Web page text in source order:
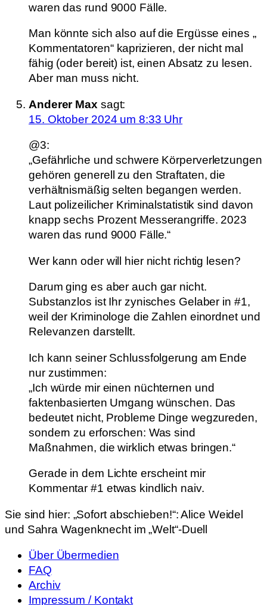
waren das rund 9000 Fälle.
Man könnte sich also auf die Ergüsse eines „
Kommentatoren“ kaprizieren, der nicht mal
fähig (oder bereit) ist, einen Absatz zu lesen.
Aber man muss nicht.
Anderer Max sagt:
15. Oktober 2024 um 8:33 Uhr
@3:
„Gefährliche und schwere Körperverletzungen
gehören generell zu den Straftaten, die
verhältnismäßig selten begangen werden.
Laut polizeilicher Kriminalstatistik sind davon
knapp sechs Prozent Messerangriffe. 2023
waren das rund 9000 Fälle.“
Wer kann oder will hier nicht richtig lesen?
Darum ging es aber auch gar nicht.
Substanzlos ist Ihr zynisches Gelaber in #1,
weil der Kriminologe die Zahlen einordnet und
Relevanzen darstellt.
Ich kann seiner Schlussfolgerung am Ende
nur zustimmen:
„Ich würde mir einen nüchternen und
faktenbasierten Umgang wünschen. Das
bedeutet nicht, Probleme Dinge wegzureden,
sondern zu erforschen: Was sind
Maßnahmen, die wirklich etwas bringen.“
Gerade in dem Lichte erscheint mir
Kommentar #1 etwas kindlich naiv.
Sie sind hier: „Sofort abschieben!“: Alice Weidel
und Sahra Wagenknecht im „Welt“-Duell
Über Übermedien
FAQ
Archiv
Impressum / Kontakt